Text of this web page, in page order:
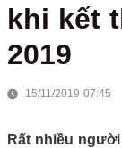
khi kết
2019
15/11/2019 07:45
Rất nhiều